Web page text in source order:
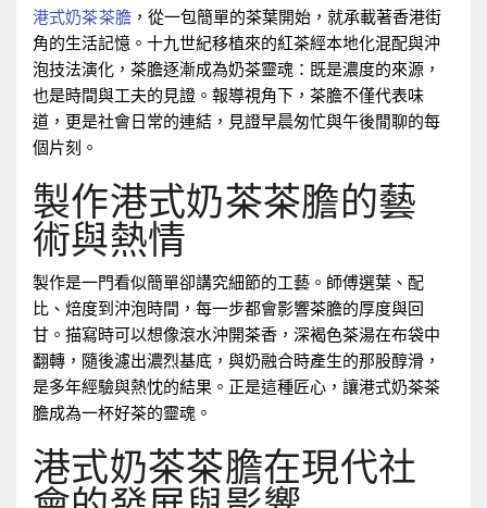
港式奶茶茶膽，從一包簡單的茶葉開始，就承載著香港街
角的生活記憶。十九世紀移植來的紅茶經本地化混配與沖
泡技法演化，茶膽逐漸成為奶茶靈魂：既是濃度的來源，
也是時間與工夫的見證。報導視角下，茶膽不僅代表味
道，更是社會日常的連結，見證早晨匆忙與午後閒聊的每
個片刻。
製作港式奶茶茶膽的藝
術與熱情
製作是一門看似簡單卻講究細節的工藝。師傅選葉、配
比、焙度到沖泡時間，每一步都會影響茶膽的厚度與回
甘。描寫時可以想像滾水沖開茶香，深褐色茶湯在布袋中
翻轉，隨後濾出濃烈基底，與奶融合時產生的那股醇滑，
是多年經驗與熱忱的結果。正是這種匠心，讓港式奶茶茶
膽成為一杯好茶的靈魂。
港式奶茶茶膽在現代社